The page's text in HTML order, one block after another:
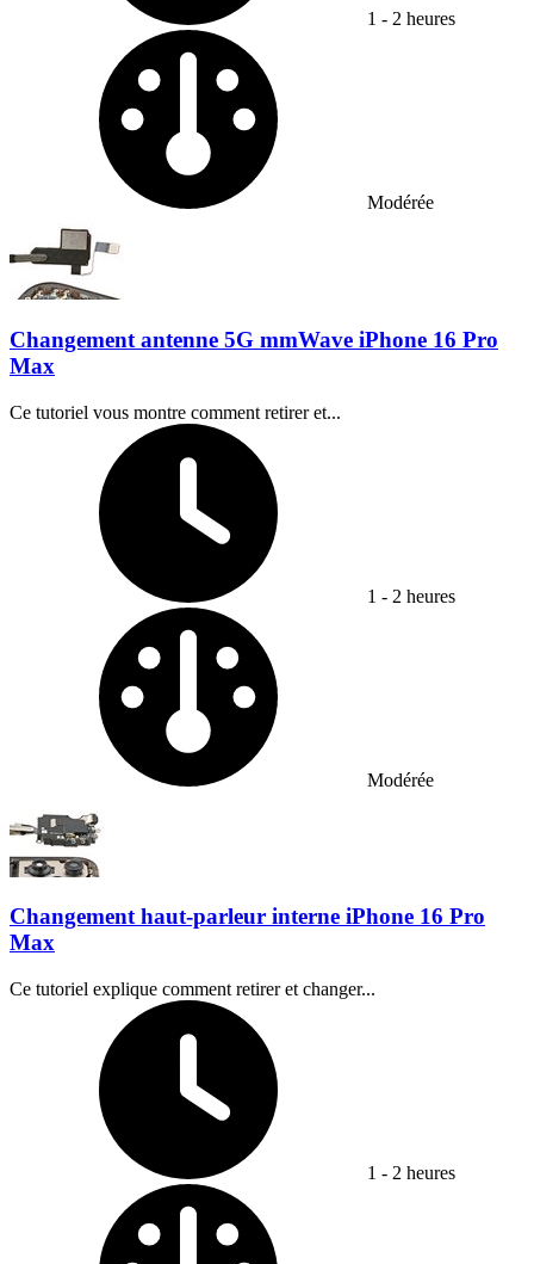
1 - 2 heures
Modérée
Changement antenne 5G mmWave iPhone 16 Pro
Max
Ce tutoriel vous montre comment retirer et...
1 - 2 heures
Modérée
Changement haut-parleur interne iPhone 16 Pro
Max
Ce tutoriel explique comment retirer et changer...
1 - 2 heures